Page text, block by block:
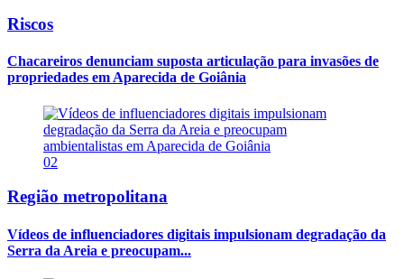
Riscos
Chacareiros denunciam suposta articulação para invasões de
propriedades em Aparecida de Goiânia
02
Região metropolitana
Vídeos de influenciadores digitais impulsionam degradação da
Serra da Areia e preocupam...